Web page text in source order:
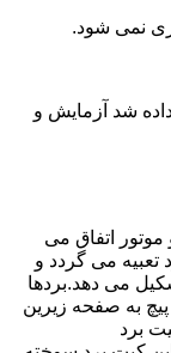
شد آزمایش و
اتفاق می
تعبیه می گردد و
می دهد.بردها
به صفحه زیرین
برد